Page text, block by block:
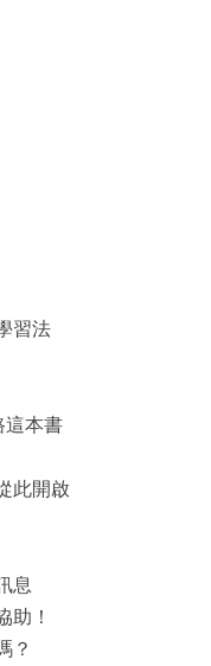
習法
這本書
此開啟
息
助！
？